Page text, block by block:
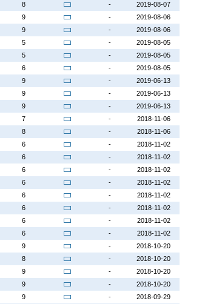
8 -
2019-08-07
9 -
2019-08-06
9 -
2019-08-06
5 -
2019-08-05
5 -
2019-08-05
6 -
2019-08-05
9 -
2019-06-13
9 -
2019-06-13
9 -
2019-06-13
7 -
2018-11-06
8 -
2018-11-06
6 -
2018-11-02
6 -
2018-11-02
6 -
2018-11-02
6 -
2018-11-02
6 -
2018-11-02
6 -
2018-11-02
6 -
2018-11-02
6 -
2018-11-02
9 -
2018-10-20
8 -
2018-10-20
9 -
2018-10-20
9 -
2018-10-20
9 -
2018-09-29